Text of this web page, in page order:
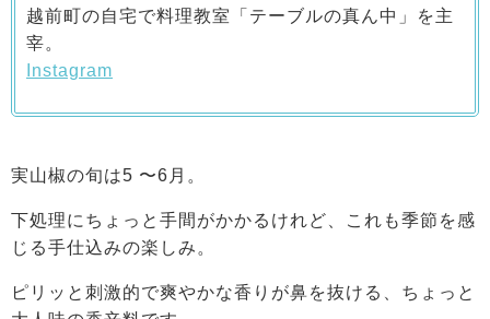
越前町の自宅で料理教室「テーブルの真ん中」を主
宰。
Instagram
実山椒の旬は5 〜6月。
下処理にちょっと手間がかかるけれど、これも季節を感
じる手仕込みの楽しみ。
ピリッと刺激的で爽やかな香りが鼻を抜ける、ちょっと